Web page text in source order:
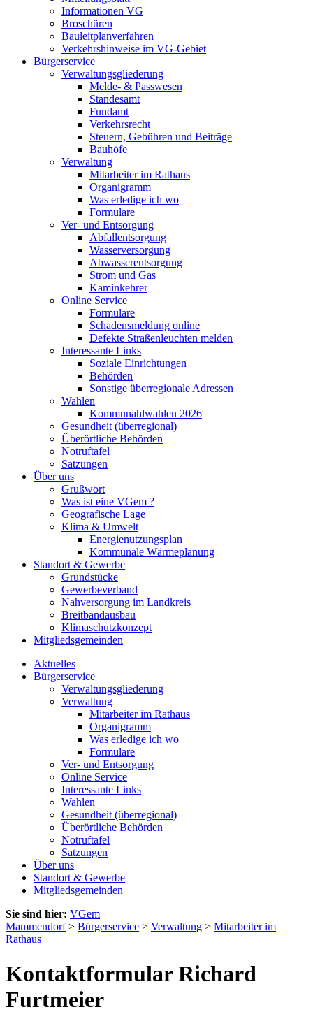
Informationen VG
Broschüren
Bauleitplanverfahren
Verkehrshinweise im VG-Gebiet
Bürgerservice
Verwaltungsgliederung
Melde- & Passwesen
Standesamt
Fundamt
Verkehrsrecht
Steuern, Gebühren und Beiträge
Bauhöfe
Verwaltung
Mitarbeiter im Rathaus
Organigramm
Was erledige ich wo
Formulare
Ver- und Entsorgung
Abfallentsorgung
Wasserversorgung
Abwasserentsorgung
Strom und Gas
Kaminkehrer
Online Service
Formulare
Schadensmeldung online
Defekte Straßenleuchten melden
Interessante Links
Soziale Einrichtungen
Behörden
Sonstige überregionale Adressen
Wahlen
Kommunahlwahlen 2026
Gesundheit (überregional)
Überörtliche Behörden
Notruftafel
Satzungen
Über uns
Grußwort
Was ist eine VGem ?
Geografische Lage
Klima & Umwelt
Energienutzungsplan
Kommunale Wärmeplanung
Standort & Gewerbe
Grundstücke
Gewerbeverband
Nahversorgung im Landkreis
Breitbandausbau
Klimaschutzkonzept
Mitgliedsgemeinden
Aktuelles
Bürgerservice
Verwaltungsgliederung
Verwaltung
Mitarbeiter im Rathaus
Organigramm
Was erledige ich wo
Formulare
Ver- und Entsorgung
Online Service
Interessante Links
Wahlen
Gesundheit (überregional)
Überörtliche Behörden
Notruftafel
Satzungen
Über uns
Standort & Gewerbe
Mitgliedsgemeinden
Sie sind hier: VGem
Mammendorf> Bürgerservice > Verwaltung > Mitarbeiter im
Rathaus
Kontaktformular Richard
Furtmeier